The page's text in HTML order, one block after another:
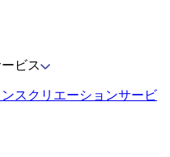
ビス
スクリエーションサービ